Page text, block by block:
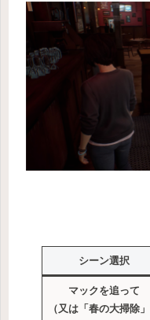
シーン選択
マックを追って
（又は「春の大掃除」